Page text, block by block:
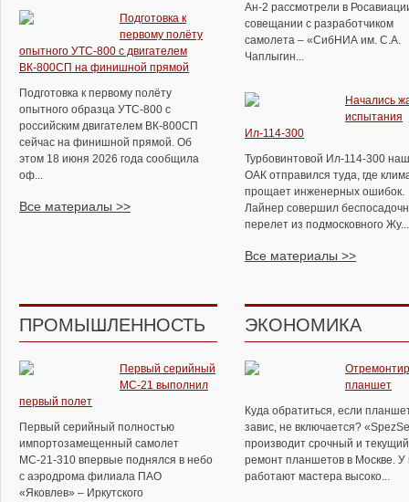
Подготовка к
первому полёту
опытного УТС-800 с двигателем
ВК-800СП на финишной прямой
Подготовка к первому полёту
опытного образца УТС-800 с
российским двигателем ВК-800СП
сейчас на финишной прямой. Об
этом 18 июня 2026 года сообщила
оф...
Все материалы >>
Ан-2 рассмотрели в
совещании с разработчиком
самолета – «СибНИА им. С.А.
Чаплыгин...
Начались
испытания
Ил-114-300
Турбовинтовой Ил-114-300
ОАК отправился туда, где
прощает инженерных ошибок.
Лайнер совершил
перелет из подмосковного Жу...
Все материалы >>
ПРОМЫШЛЕННОСТЬ
Первый серийный
МС-21 выполнил
первый полет
Первый серийный полностью
импортозамещенный самолет
МС-21-310 впервые поднялся в небо
с аэродрома филиала ПАО
«Яковлев» – Иркутского
ЭКОНОМИКА
планшет
Куда обратиться, если
завис, не включается?
производит срочный и текущий
ремонт планшетов в Москве. У
работают мастера высоко...